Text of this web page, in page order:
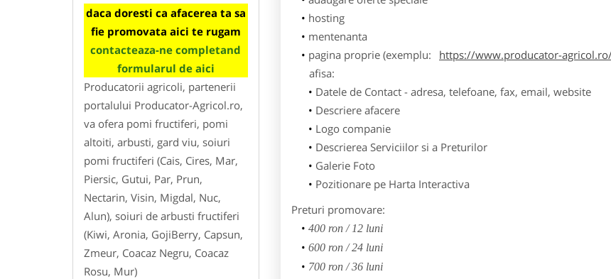
daca doresti ca afacerea ta sa
fie promovata aici te rugam
contacteaza-ne completand
formularul de aici
Producatorii agricoli, partenerii
portalului Producator-Agricol.ro,
va ofera pomi fructiferi, pomi
altoiti, arbusti, gard viu, soiuri
pomi fructiferi (Cais, Cires, Mar,
Piersic, Gutui, Par, Prun,
Nectarin, Visin, Migdal, Nuc,
Alun), soiuri de arbusti fructiferi
(Kiwi, Aronia, GojiBerry, Capsun,
Zmeur, Coacaz Negru, Coacaz
Rosu, Mur)
hosting
mentenanta
pagina proprie (exemplu:
https://www.producator-
afisa:
Datele de Contact - adresa, telefoane, fax, email, website
Descriere afacere
Logo companie
Descrierea Serviciilor si a Preturilor
Galerie Foto
Pozitionare pe Harta Interactiva
Preturi promovare:
400 ron / 12 luni
600 ron / 24 luni
700 ron / 36 luni